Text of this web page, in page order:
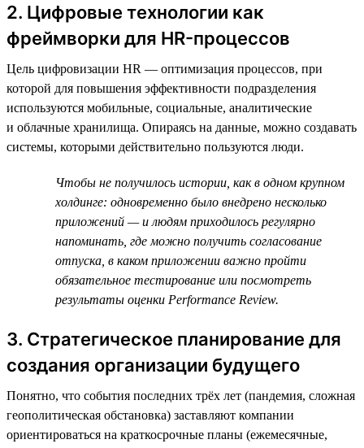
2. Цифровые технологии как
фреймворки для HR-процессов
Цель цифровизации HR — оптимизация процессов, при
которой для повышения эффективности подразделения
используются мобильные, социальные, аналитические
и облачные хранилища. Опираясь на данные, можно создавать
системы, которыми действительно пользуются люди.
Чтобы не получилось истории, как в одном крупном
холдинге: одновременно было внедрено несколько
приложений — и людям приходилось регулярно
напоминать, где можно получить согласование
отпуска, в каком приложении важно пройти
обязательное тестирование или посмотреть
результаты оценки Performance Review.
3. Стратегическое планирование для
создания организации будущего
Понятно, что события последних трёх лет (пандемия, сложная
геополитическая обстановка) заставляют компании
ориентироваться на краткосрочные планы (ежемесячные,